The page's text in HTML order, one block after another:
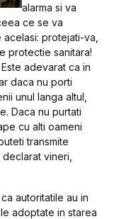
alarma si va
ce se va
protejati-va,
protectie sanitara!
adevarat ca in
daca nu porti
unul langa altul,
Daca nu purtati
cu alti oameni
transmite
vineri,
autoritatile au in
adoptate in starea